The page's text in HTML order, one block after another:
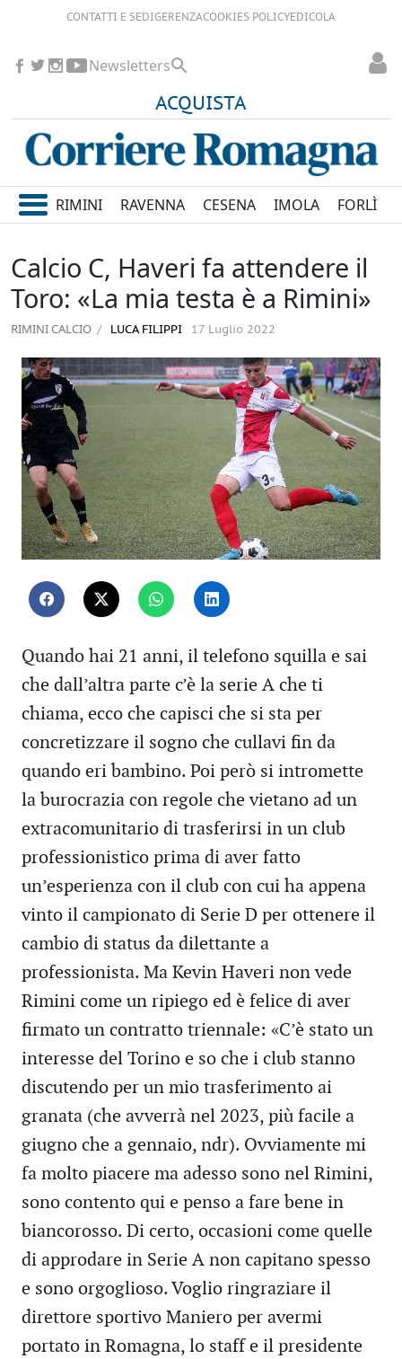
CONTATTI E SEDIGERENZACOOKIES POLICYEDICOLA
ACQUISTA
Newsletters
RIMINI RAVENNA CESENA IMOLA FORLÌ
Calcio C, Haveri fa attendere il
Toro: «La mia testa è a Rimini»
RIMINI CALCIO LUCA FILIPPI 17 Luglio 2022
Quando hai 21 anni, il telefono squilla e sai
che dall’altra parte c’è la serie A che ti
chiama, ecco che capisci che si sta per
concretizzare il sogno che cullavi fin da
quando eri bambino. Poi però si intromette
la burocrazia con regole che vietano ad un
extracomunitario di trasferirsi in un club
professionistico prima di aver fatto
un’esperienza con il club con cui ha appena
vinto il campionato di Serie D per ottenere il
cambio di status da dilettante a
professionista. Ma Kevin Haveri non vede
Rimini come un ripiego ed è felice di aver
firmato un contratto triennale: «C’è stato un
interesse del Torino e so che i club stanno
discutendo per un mio trasferimento ai
granata (che avverrà nel 2023, più facile a
giugno che a gennaio, ndr). Ovviamente mi
fa molto piacere ma adesso sono nel Rimini,
sono contento qui e penso a fare bene in
biancorosso. Di certo, occasioni come quelle
di approdare in Serie A non capitano spesso
e sono orgoglioso. Voglio ringraziare il
direttore sportivo Maniero per avermi
portato in Romagna, lo staff e il presidente